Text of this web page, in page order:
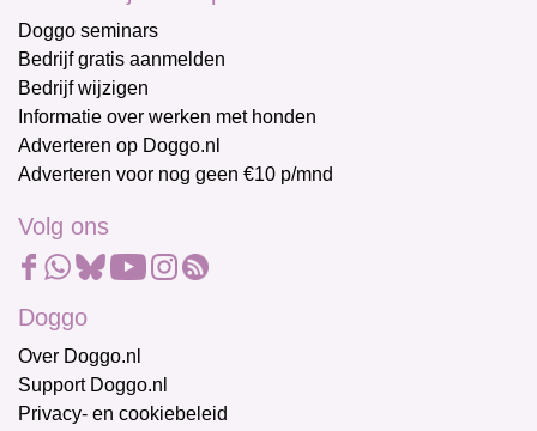
Doggo seminars
Bedrijf gratis aanmelden
Bedrijf wijzigen
Informatie over werken met honden
Adverteren op Doggo.nl
Adverteren voor nog geen €10 p/mnd
Volg ons
Doggo
Over Doggo.nl
Support Doggo.nl
Privacy- en cookiebeleid